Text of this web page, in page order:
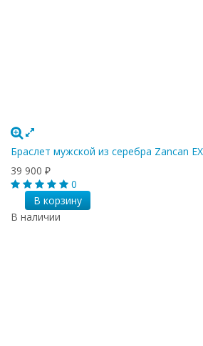
Браслет мужской из серебра Zancan
39 900 ₽
0
В корзину
В наличии